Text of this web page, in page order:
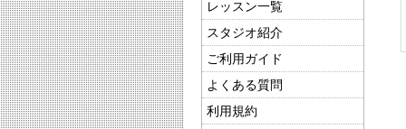
レッスン一覧
スタジオ紹介
ご利用ガイド
よくある質問
利用規約